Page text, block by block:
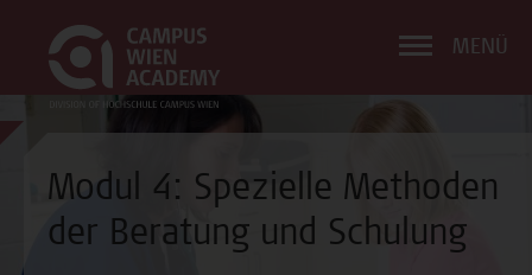
MENÜ
Modul 4: Spezielle Methoden
der Beratung und Schulung